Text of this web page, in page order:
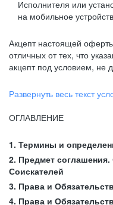
Исполнителя или
на мобильное
Акцепт настоящей
отличных от тех, что
акцепт под условием, не
Развернуть весь текст
ОГЛАВЛЕНИЕ
1. Термины и
2. Предмет
Соискателей
3. Права и
4. Права и